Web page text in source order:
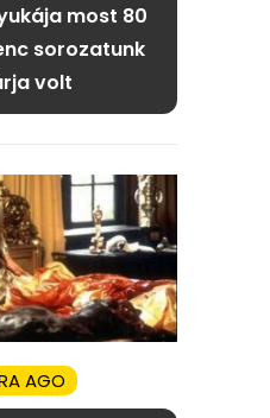
most 80
sorozatunk
volt
AGO